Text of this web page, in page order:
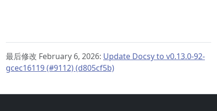
最后修改 February 6, 2026: Update Docsy to v0.13.0-92-
gcec16119 (#9112) (d805cf5b)